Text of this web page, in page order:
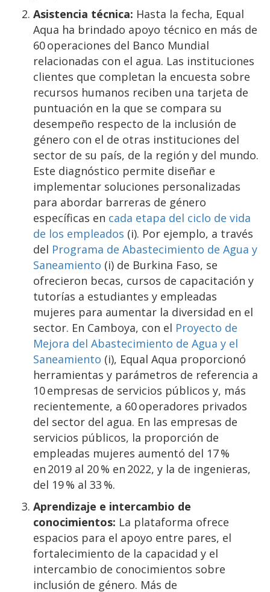
Asistencia técnica: Hasta la fecha, Equal
Aqua ha brindado apoyo técnico en más de
60 operaciones del Banco Mundial
relacionadas con el agua. Las instituciones
clientes que completan la encuesta sobre
recursos humanos reciben una tarjeta de
puntuación en la que se compara su
desempeño respecto de la inclusión de
género con el de otras instituciones del
sector de su país, de la región y del mundo.
Este diagnóstico permite diseñar e
implementar soluciones personalizadas
para abordar barreras de género
específicas en cada etapa del ciclo de vida
de los empleados (i). Por ejemplo, a través
del Programa de Abastecimiento de Agua y
Saneamiento (i) de Burkina Faso, se
ofrecieron becas, cursos de capacitación y
tutorías a estudiantes y empleadas
mujeres para aumentar la diversidad en el
sector. En Camboya, con el Proyecto de
Mejora del Abastecimiento de Agua y el
Saneamiento (i), Equal Aqua proporcionó
herramientas y parámetros de referencia a
10 empresas de servicios públicos y, más
recientemente, a 60 operadores privados
del sector del agua. En las empresas de
servicios públicos, la proporción de
empleadas mujeres aumentó del 17 %
en 2019 al 20 % en 2022, y la de ingenieras,
del 19 % al 33 %.
Aprendizaje e intercambio de
conocimientos: La plataforma ofrece
espacios para el apoyo entre pares, el
fortalecimiento de la capacidad y el
intercambio de conocimientos sobre
inclusión de género. Más de